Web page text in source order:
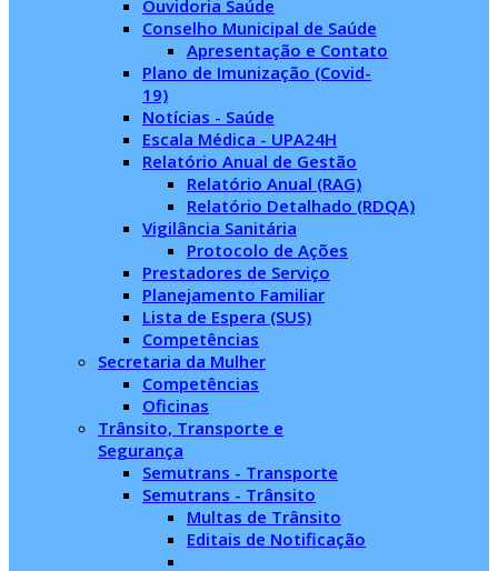
Ouvidoria Saúde
Conselho Municipal de Saúde
Apresentação e Contato
Plano de Imunização (Covid-
19)
Notícias - Saúde
Escala Médica - UPA24H
Relatório Anual de Gestão
Relatório Anual (RAG)
Relatório Detalhado (RDQA)
Vigilância Sanitária
Protocolo de Ações
Prestadores de Serviço
Planejamento Familiar
Lista de Espera (SUS)
Competências
Secretaria da Mulher
Competências
Oficinas
Trânsito, Transporte e
Segurança
Semutrans - Transporte
Semutrans - Trânsito
Multas de Trânsito
Editais de Notificação